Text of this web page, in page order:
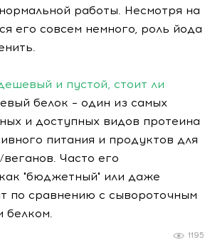
работы. Несмотря на
его совсем немного, роль йода
и пустой, стоит ли
белок – один из самых
и доступных видов протеина
питания и продуктов для
Часто его
"бюджетный" или даже
по сравнению с сывороточным
белком.
1195